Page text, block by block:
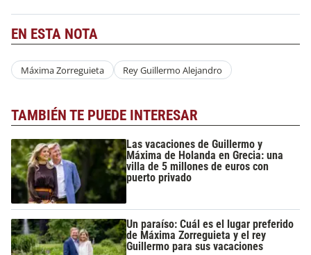
EN ESTA NOTA
Máxima Zorreguieta Rey Guillermo Alejandro
TAMBIÉN TE PUEDE INTERESAR
Las vacaciones de Guillermo y
Máxima de Holanda en Grecia: una
villa de 5 millones de euros con
puerto privado
Un paraíso: Cuál es el lugar preferido
de Máxima Zorreguieta y el rey
Guillermo para sus vacaciones